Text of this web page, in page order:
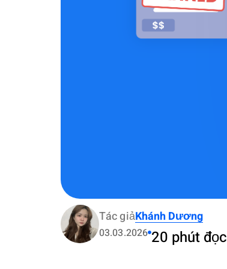
Tác giảKhánh Dương
03.03.2026 20 phút đọc